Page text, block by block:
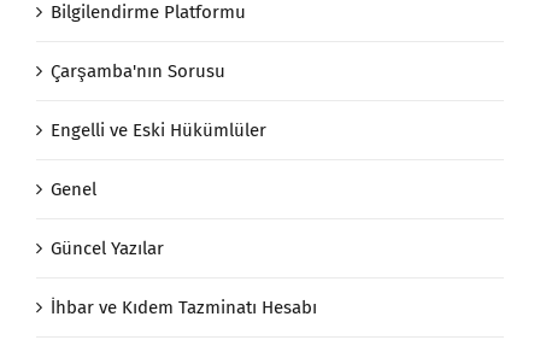
Bilgilendirme Platformu
Çarşamba'nın Sorusu
Engelli ve Eski Hükümlüler
Genel
Güncel Yazılar
İhbar ve Kıdem Tazminatı Hesabı